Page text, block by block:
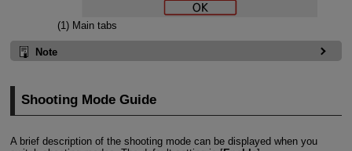
(1) Main tabs
Note
Shooting Mode Guide
A brief description of the shooting mode can be displayed when you